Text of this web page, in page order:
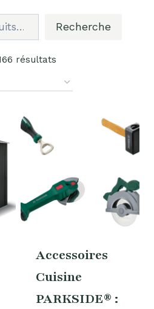
Recherche
résultats
Accessoires
Cuisine
PARKSIDE® :